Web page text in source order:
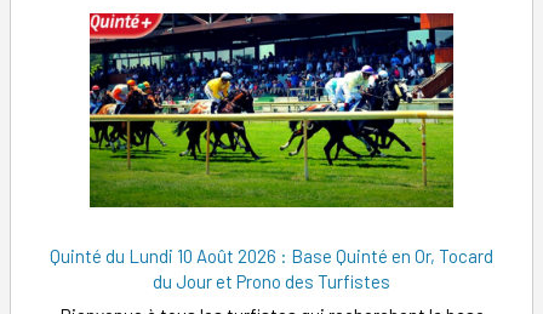
Quinté du Lundi 10 Août 2026 : Base Quinté en Or, Tocard
du Jour et Prono des Turfistes